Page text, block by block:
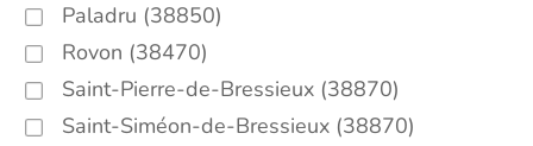
Paladru (38850)
Rovon (38470)
Saint-Pierre-de-Bressieux (38870)
Saint-Siméon-de-Bressieux (38870)